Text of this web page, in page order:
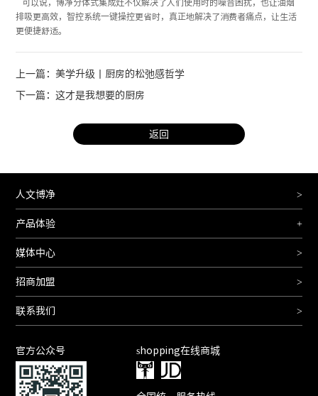
可以说，博净分体式集成灶不仅解决了人们使用时的噪音困扰，也让油烟
排吸更高效，智控系统一键操控更省时，真正地解决了消费者痛点，让生活
更便捷舒适。
上一篇：美学升级丨厨房的松弛感哲学
下一篇：这才是我想要的厨房
返回
人文博净 >
产品体验 +
媒体中心 >
招商加盟 >
联系我们 >
官方公众号 shopping在线商城